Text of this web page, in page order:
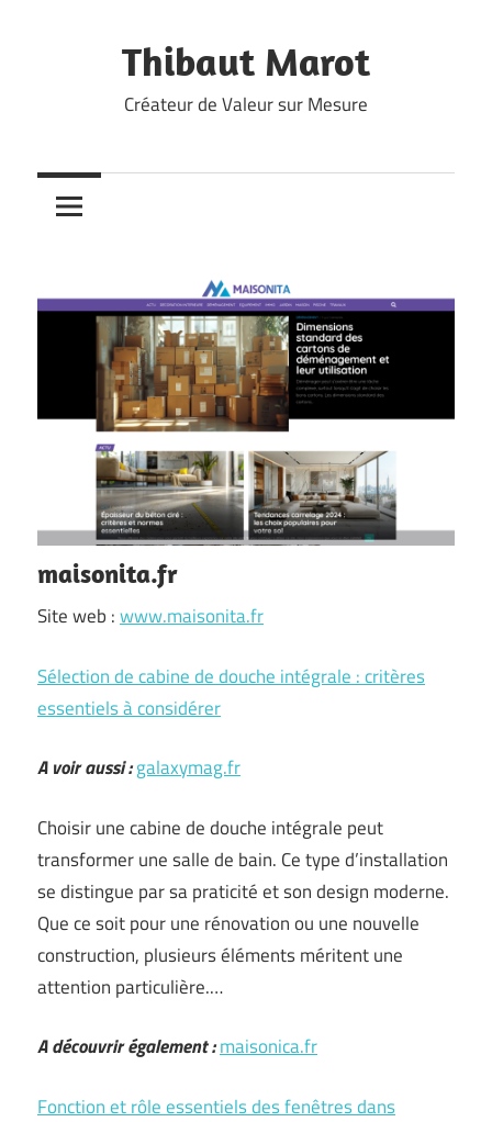
Thibaut Marot
Créateur de Valeur sur Mesure
maisonita.fr
Site web :www.maisonita.fr
Sélection de cabine de douche intégrale : critères
essentiels à considérer
A voir aussi :galaxymag.fr
Choisir une cabine de douche intégrale peut
transformer une salle de bain. Ce type d’installation
se distingue par sa praticité et son design moderne.
Que ce soit pour une rénovation ou une nouvelle
construction, plusieurs éléments méritent une
attention particulière.…
A découvrir également :maisonica.fr
Fonction et rôle essentiels des fenêtres dans